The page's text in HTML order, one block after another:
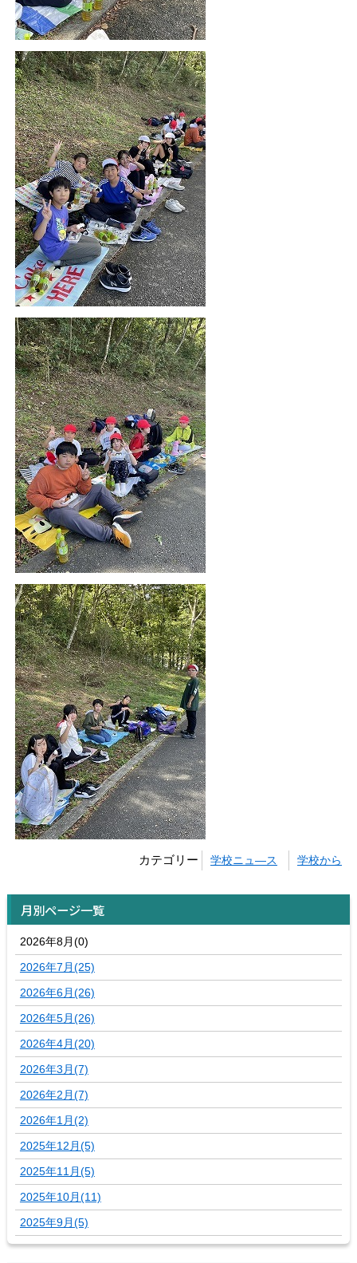
カテゴリー 学校ニュ―ス 学校から
月別ページ一覧
2026年8月(0)
2026年7月(25)
2026年6月(26)
2026年5月(26)
2026年4月(20)
2026年3月(7)
2026年2月(7)
2026年1月(2)
2025年12月(5)
2025年11月(5)
2025年10月(11)
2025年9月(5)